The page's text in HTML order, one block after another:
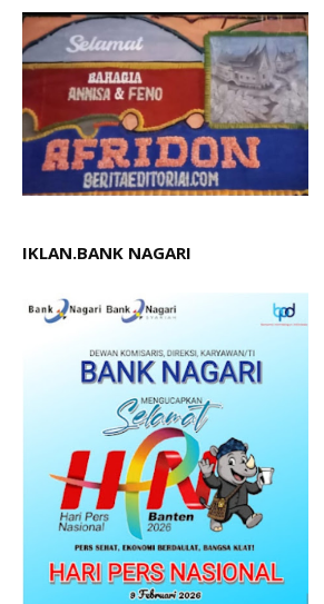
IKLAN.BANK NAGARI